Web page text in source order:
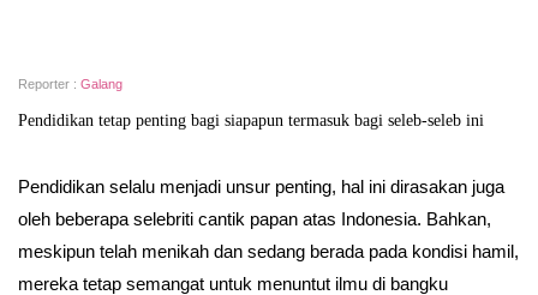
Reporter : Galang
Pendidikan tetap penting bagi siapapun termasuk bagi seleb-seleb ini
Pendidikan selalu menjadi unsur penting, hal ini dirasakan juga
oleh beberapa selebriti cantik papan atas Indonesia. Bahkan,
meskipun telah menikah dan sedang berada pada kondisi hamil,
mereka tetap semangat untuk menuntut ilmu di bangku